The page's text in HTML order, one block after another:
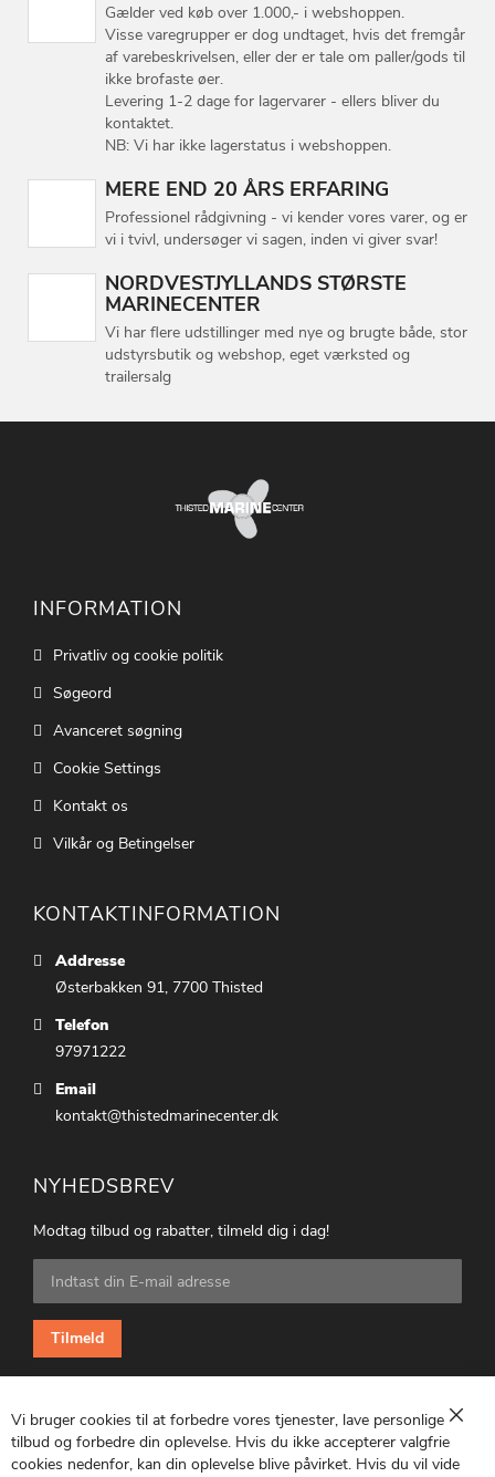
Gælder ved køb over 1.000,- i webshoppen.
Visse varegrupper er dog undtaget, hvis det fremgår
af varebeskrivelsen, eller der er tale om paller/gods til
ikke brofaste øer.
Levering 1-2 dage for lagervarer - ellers bliver du
kontaktet.
NB: Vi har ikke lagerstatus i webshoppen.
MERE END 20 ÅRS ERFARING
Professionel rådgivning - vi kender vores varer, og er
vi i tvivl, undersøger vi sagen, inden vi giver svar!
NORDVESTJYLLANDS STØRSTE
MARINECENTER
Vi har flere udstillinger med nye og brugte både, stor
udstyrsbutik og webshop, eget værksted og
trailersalg
INFORMATION
Privatliv og cookie politik
Søgeord
Avanceret søgning
Cookie Settings
Kontakt os
Vilkår og Betingelser
KONTAKTINFORMATION
Addresse
Østerbakken 91, 7700 Thisted
Telefon
97971222
Email
kontakt@thistedmarinecenter.dk
NYHEDSBREV
Modtag tilbud og rabatter, tilmeld dig i dag!
Tilmeld
dig
vores
nyhedsbrev:
Tilmeld
Luk
Vi bruger cookies til at forbedre vores tjenester, lave personlige
tilbud og forbedre din oplevelse. Hvis du ikke accepterer valgfrie
cookies nedenfor, kan din oplevelse blive påvirket. Hvis du vil vide